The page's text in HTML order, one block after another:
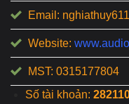
Email:
Website:
MST: 0315177804
Số tài khoản: